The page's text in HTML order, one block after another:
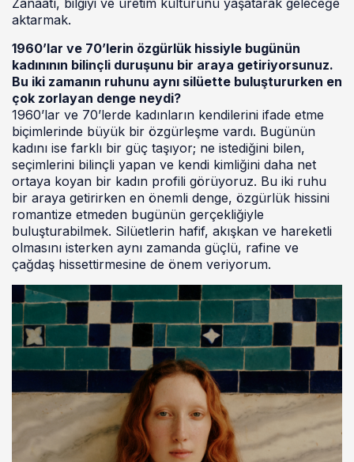
aktarmak.
1960’lar ve 70’lerin özgürlük hissiyle bugünün
kadınının bilinçli duruşunu bir araya getiriyorsunuz.
Bu iki zamanın ruhunu aynı silüette buluştururken en
çok zorlayan denge neydi?
1960’lar ve 70’lerde kadınların kendilerini ifade etme
biçimlerinde büyük bir özgürleşme vardı. Bugünün
kadını ise farklı bir güç taşıyor; ne istediğini bilen,
seçimlerini bilinçli yapan ve kendi kimliğini daha net
ortaya koyan bir kadın profili görüyoruz. Bu iki ruhu
bir araya getirirken en önemli denge, özgürlük hissini
romantize etmeden bugünün gerçekliğiyle
buluşturabilmek. Silüetlerin hafif, akışkan ve hareketli
olmasını isterken aynı zamanda güçlü, rafine ve
çağdaş hissettirmesine de önem veriyorum.